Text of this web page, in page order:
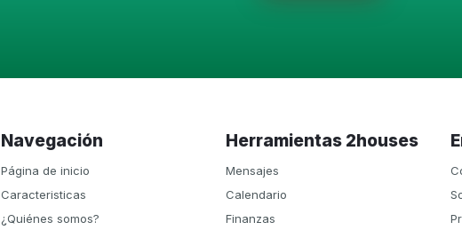
Navegación
Página de inicio
Caracteristicas
¿Quiénes somos?
Herramientas 2houses
Mensajes
Calendario
Finanzas